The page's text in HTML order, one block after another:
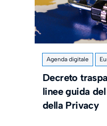
Agenda digitale
Decreto
linee guida
della Privacy